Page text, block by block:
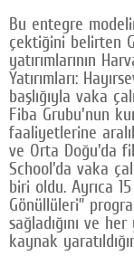
Bu entegre
çektiğini belirten
yatırımlarının
Yatırımları:
başlığıyla vaka
Fiba Grubu'nun
faaliyetlerine
ve Orta Doğu'da
School'da vaka
biri oldu. Ayrıca
Gönüllüleri”
sağladığını ve
kaynak